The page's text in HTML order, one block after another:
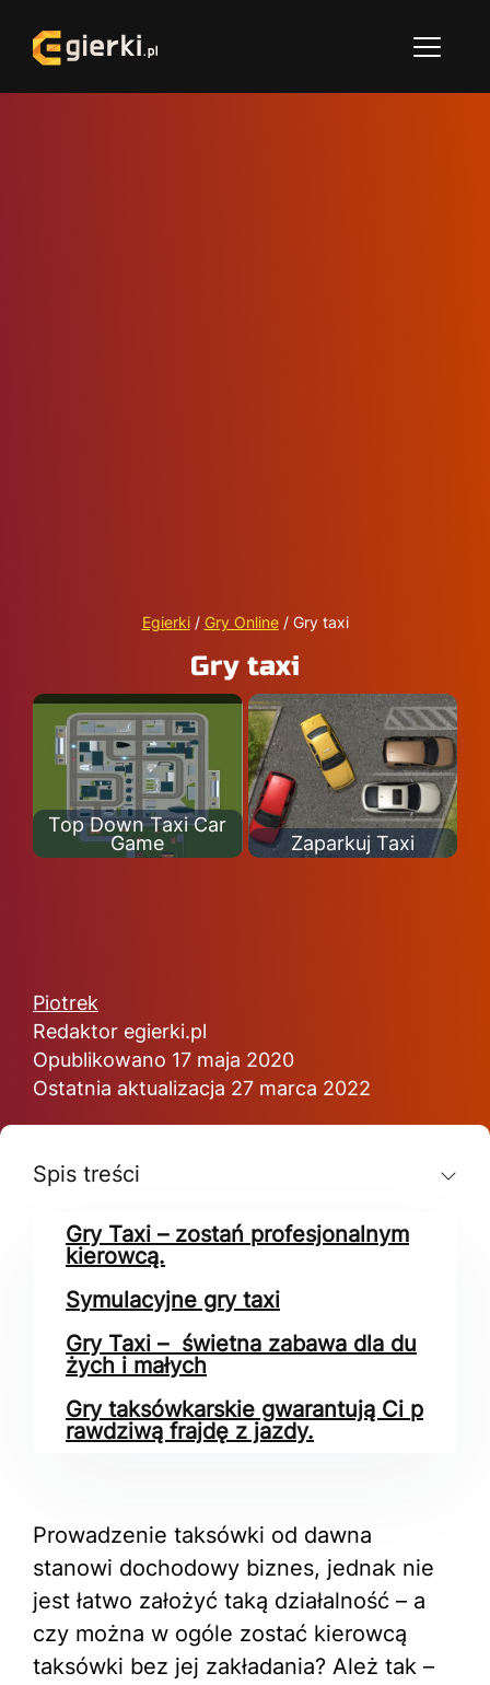
Egierki/ Gry Online/ Gry taxi
Gry taxi
Top Down Taxi Car
Game
Zaparkuj Taxi
Piotrek
Redaktor egierki.pl
Opublikowano 17 maja 2020
Ostatnia aktualizacja 27 marca 2022
Spis treści
Gry Taxi – zostań profesjonalnym
kierowcą.
Symulacyjne gry taxi
Gry Taxi – świetna zabawa dla du
żych i małych
Gry taksówkarskie gwarantują Ci p
rawdziwą frajdę z jazdy.
Prowadzenie taksówki od dawna
stanowi dochodowy biznes, jednak nie
jest łatwo założyć taką działalność – a
czy można w ogóle zostać kierowcą
taksówki bez jej zakładania? Ależ tak –